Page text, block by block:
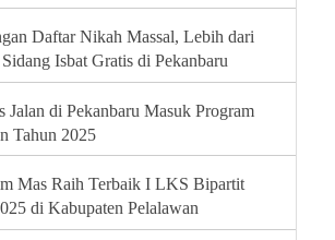
Riau Segera Tahan Arifman
Daftar Nikah Massal, Lebih dari
Isbat Gratis di Pekanbaru
Jalan di Pekanbaru Masuk Program
Tahun 2025
Mas Raih Terbaik I LKS Bipartit
di Kabupaten Pelalawan